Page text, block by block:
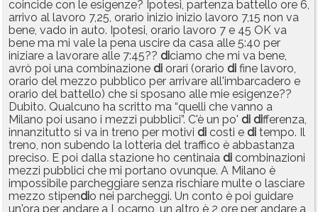
coincide con le esigenze? Ipotesi, partenza battello ore 6,
arrivo al lavoro 7,25, orario inizio inizio lavoro 7,15 non va
bene, vado in auto. Ipotesi, orario lavoro 7 e 45 OK va
bene ma mi vale la pena uscire da casa alle 5:40 per
iniziare a lavorare alle 7:45?? diciamo che mi va bene,
avrò poi una combinazione di orari (orario di fine lavoro,
orario del mezzo pubblico per arrivare all'imbarcadero e
orario del battello) che si sposano alle mie esigenze??
Dubito. Qualcuno ha scritto ma “quelli che vanno a
Milano poi usano i mezzi pubblici”. C'è un po' di differenza,
innanzitutto si va in treno per motivi di costi e di tempo. Il
treno, non subendo la lotteria del traffico è abbastanza
preciso. E poi dalla stazione ho centinaia di combinazioni
mezzi pubblici che mi portano ovunque. A Milano è
impossibile parcheggiare senza rischiare multe o lasciare
mezzo stipendio nei parcheggi. Un conto è poi guidare
un'ora per andare a Locarno, un altro è 2 ore per andare a